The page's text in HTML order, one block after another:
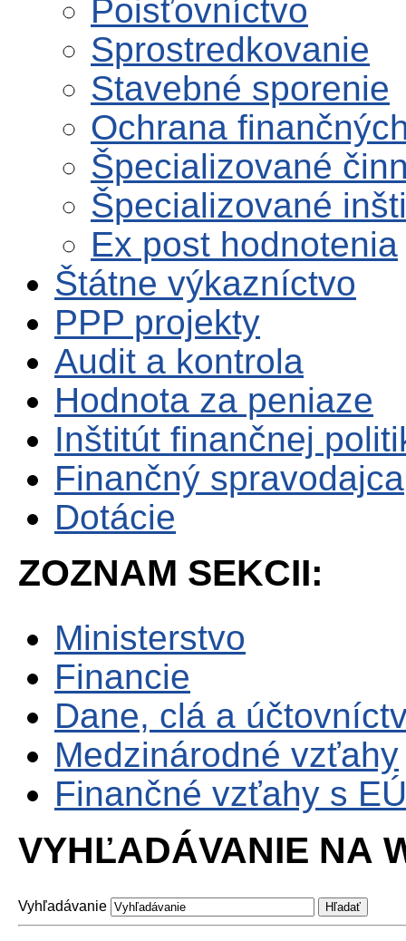
Poisťovníctvo
Sprostredkovanie
Stavebné sporenie
Ochrana
Špecializované
Špecializované
Ex post hodnotenia
Štátne výkazníctvo
PPP projekty
Audit a kontrola
Hodnota za peniaze
Inštitút finančnej
Finančný spravodajca
Dotácie
ZOZNAM SEKCII:
Ministerstvo
Financie
Dane, clá a
Medzinárodné vzťahy
Finančné vzťahy s EÚ
VYHĽADÁVANIE NA
Vyhľadávanie